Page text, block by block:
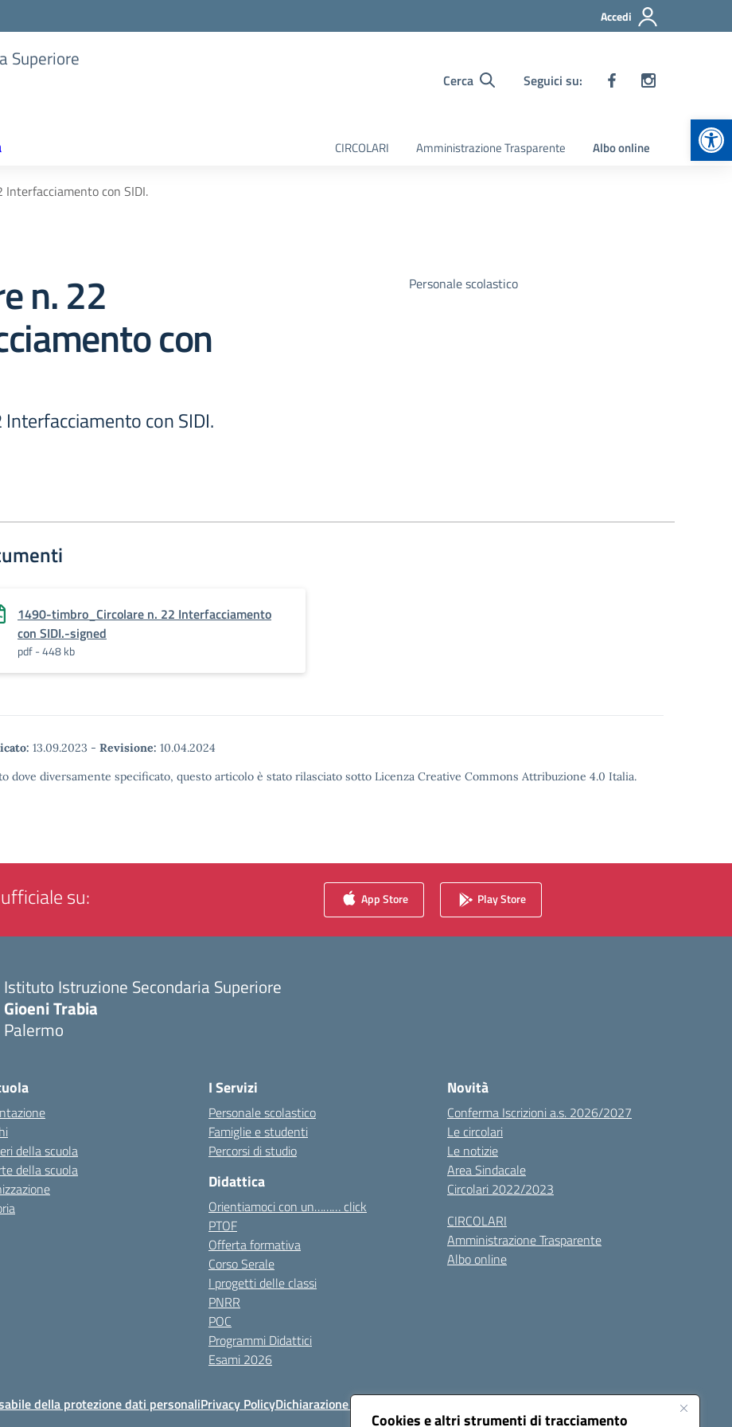
Cookies e altri strumenti di tracciamento
Accedi
Superiore
Cerca Seguici su:
CIRCOLARI Amministrazione Trasparente Albo online
Interfacciamento con SIDI.
n. 22
con
Interfacciamento con SIDI.
Personale scolastico
1490-timbro_Circolare n. 22 Interfacciamento
con SIDI.-signed
pdf - 448 kb
13.09.2023 - Revisione: 10.04.2024
dove diversamente specificato, questo articolo è stato rilasciato sotto Licenza Creative Commons Attribuzione 4.0 Italia.
su: App Store Play Store
Istituto Istruzione Secondaria Superiore
Gioeni Trabia
Palermo
della scuola
della scuola
I Servizi
Personale scolastico
Famiglie e studenti
Percorsi di studio
Didattica
Orientiamoci con un……… click
PTOF
Offerta formativa
Corso Serale
I progetti delle classi
PNRR
POC
Programmi Didattici
Esami 2026
Novità
Conferma Iscrizioni a.s. 2026/2027
Le circolari
Le notizie
Area Sindacale
Circolari 2022/2023
CIRCOLARI
Amministrazione Trasparente
Albo online
della protezione dati personaliPrivacy PolicyDichiarazione di accessibilità Seguici su: